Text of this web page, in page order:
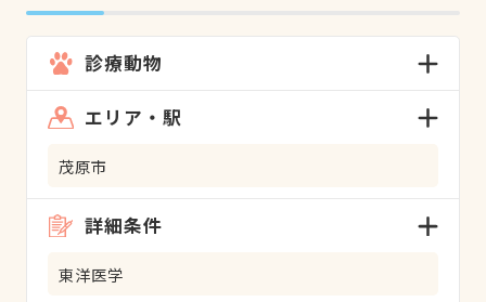
診療動物
エリア・駅
茂原市
詳細条件
東洋医学